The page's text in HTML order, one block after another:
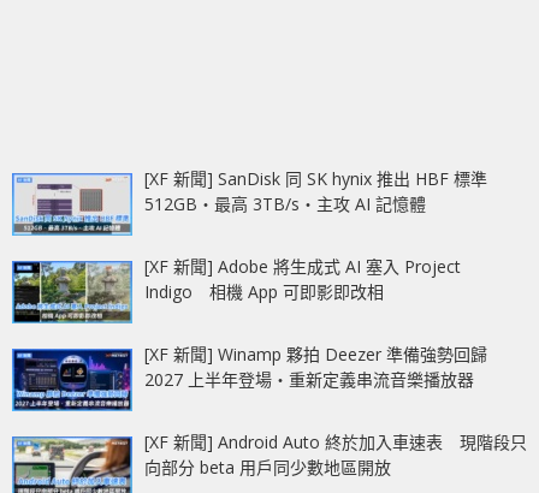
[XF 新聞] SanDisk 同 SK hynix 推出 HBF 標準
512GB‧最高 3TB/s‧主攻 AI 記憶體
[XF 新聞] Adobe 將生成式 AI 塞入 Project
Indigo 相機 App 可即影即改相
[XF 新聞] Winamp 夥拍 Deezer 準備強勢回歸
2027 上半年登場‧重新定義串流音樂播放器
[XF 新聞] Android Auto 終於加入車速表 現階段只
向部分 beta 用戶同少數地區開放